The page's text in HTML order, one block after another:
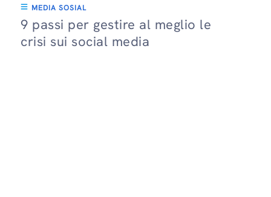
MEDIA SOSIAL
9 passi per gestire al meglio le
crisi sui social media